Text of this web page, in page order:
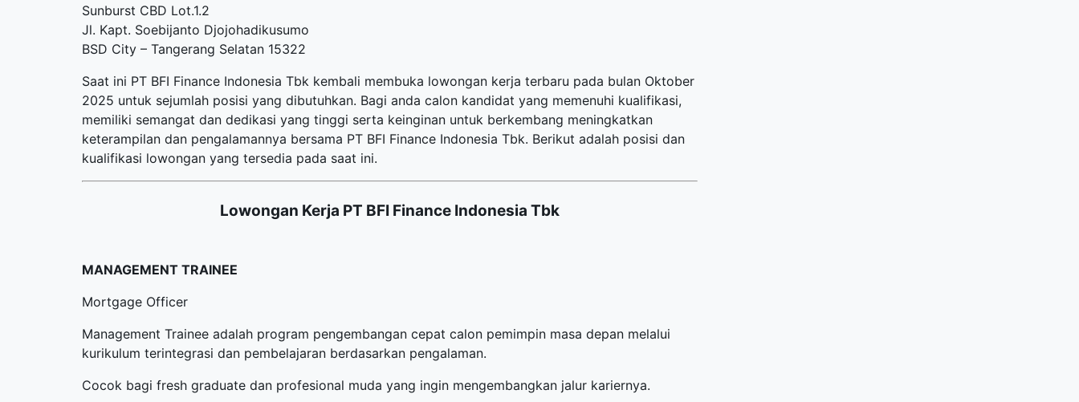
Sunburst CBD Lot.1.2
Jl. Kapt. Soebijanto Djojohadikusumo
BSD City – Tangerang Selatan 15322
Saat ini PT BFI Finance Indonesia Tbk kembali membuka lowongan kerja terbaru pada bulan Oktober
2025 untuk sejumlah posisi yang dibutuhkan. Bagi anda calon kandidat yang memenuhi kualifikasi,
memiliki semangat dan dedikasi yang tinggi serta keinginan untuk berkembang meningkatkan
keterampilan dan pengalamannya bersama PT BFI Finance Indonesia Tbk. Berikut adalah posisi dan
kualifikasi lowongan yang tersedia pada saat ini.
Lowongan Kerja PT BFI Finance Indonesia Tbk
MANAGEMENT TRAINEE
Mortgage Officer
Management Trainee adalah program pengembangan cepat calon pemimpin masa depan melalui
kurikulum terintegrasi dan pembelajaran berdasarkan pengalaman.
Cocok bagi fresh graduate dan profesional muda yang ingin mengembangkan jalur kariernya.